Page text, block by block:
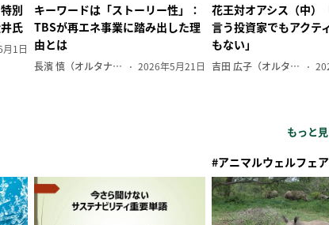
別
氏
1日
キーワードは「ストーリー性」：
TBSが再エネ事業に踏み出した理
由とは
長濱 慎（オルタナ副編集長） 2026年5月21日
花王対オアシス（中）
言う投資家でもアクテ
もない」
吉田 広子（オルタナ輪番編集長）
もっと
#アニマルウェルフェア